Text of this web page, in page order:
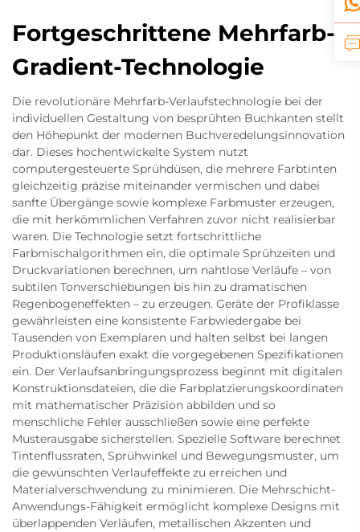
Fortgeschrittene Mehrfarb-
Gradient-Technologie
Die revolutionäre Mehrfarb-Verlaufstechnologie bei der
individuellen Gestaltung von besprühten Buchkanten stellt
den Höhepunkt der modernen Buchveredelungsinnovation
dar. Dieses hochentwickelte System nutzt
computergesteuerte Sprühdüsen, die mehrere Farbtinten
gleichzeitig präzise miteinander vermischen und dabei
sanfte Übergänge sowie komplexe Farbmuster erzeugen,
die mit herkömmlichen Verfahren zuvor nicht realisierbar
waren. Die Technologie setzt fortschrittliche
Farbmischalgorithmen ein, die optimale Sprühzeiten und
Druckvariationen berechnen, um nahtlose Verläufe – von
subtilen Tonverschiebungen bis hin zu dramatischen
Regenbogeneffekten – zu erzeugen. Geräte der Profiklasse
gewährleisten eine konsistente Farbwiedergabe bei
Tausenden von Exemplaren und halten selbst bei langen
Produktionsläufen exakt die vorgegebenen Spezifikationen
ein. Der Verlaufsanbringungsprozess beginnt mit digitalen
Konstruktionsdateien, die die Farbplatzierungskoordinaten
mit mathematischer Präzision abbilden und so
menschliche Fehler ausschließen sowie eine perfekte
Musterausgabe sicherstellen. Spezielle Software berechnet
Tintenflussraten, Sprühwinkel und Bewegungsmuster, um
die gewünschten Verlaufeffekte zu erreichen und
Materialverschwendung zu minimieren. Die Mehrschicht-
Anwendungs-Fähigkeit ermöglicht komplexe Designs mit
überlappenden Verläufen, metallischen Akzenten und